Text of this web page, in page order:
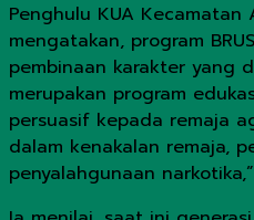
Penghulu KUA Kecamatan
mengatakan, program
pembinaan karakter yang
merupakan program
persuasif kepada remaja
dalam kenakalan remaja,
penyalahgunaan